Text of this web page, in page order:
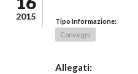
2015
Tipo Informazione:
Convegni
Allegati: